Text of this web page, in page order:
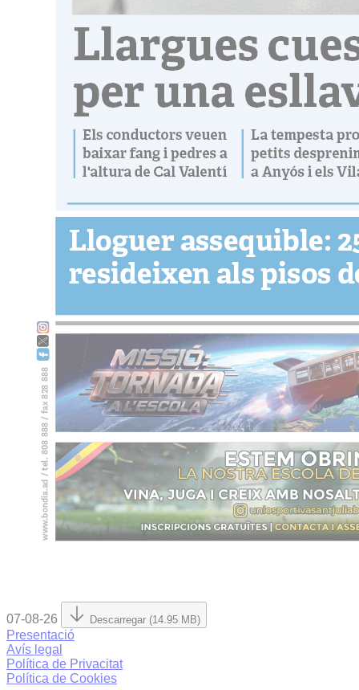
07-08-26 Descarregar (14.95 MB)
Presentació
Avís legal
Política de Privacitat
Política de Cookies